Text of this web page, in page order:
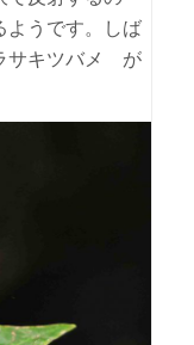
ようです。しば
サキツバメ が